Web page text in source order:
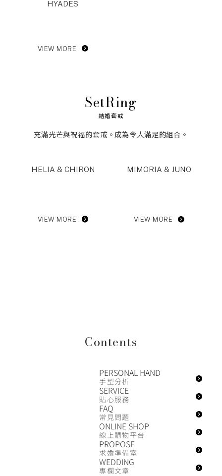
HYADES
VIEW MORE
SetRing
結婚套戒
充滿光芒與祝福的套戒。成為令人滿足的組合。
HELIA & CHIRON
VIEW MORE
MIMORIA & JUNO
VIEW MORE
Contents
PERSONAL HAND
手型分析
SERVICE
貼心服務
FAQ
常見問題
ONLINE SHOP
線上購物平台
PROPOSE
求婚準備室
WEDDING
專欄文章